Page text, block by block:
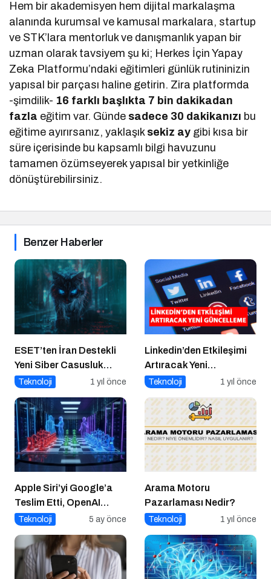
Hem bir akademisyen hem dijital markalaşma
alanında kurumsal ve kamusal markalara, startup
ve STK’lara mentorluk ve danışmanlık yapan bir
uzman olarak tavsiyem şu ki; Herkes İçin Yapay
Zeka Platformu’ndaki eğitimleri günlük rutininizin
yapısal bir parçası haline getirin. Zira platformda
-şimdilik- 16 farklı başlıkta 7 bin dakikadan
fazla eğitim var. Günde sadece 30 dakikanızı bu
eğitime ayırırsanız, yaklaşık sekiz ay gibi kısa bir
süre içerisinde bu kapsamlı bilgi havuzunu
tamamen özümseyerek yapısal bir yetkinliğe
dönüştürebilirsiniz.
Benzer Haberler
ESET’ten İran Destekli
Yeni Siber Casusluk
Operasyonu Uyarısı
Teknoloji 1 yıl önce
Linkedin’den Etkileşimi
Artıracak Yeni
Güncelleme
Teknoloji 1 yıl önce
Apple Siri’yi Google’a
Teslim Etti, OpenAI
Bilgisayar Kullanmaya
Teknoloji 5 ay önce
Arama Motoru
Pazarlaması Nedir?
Teknoloji 1 yıl önce